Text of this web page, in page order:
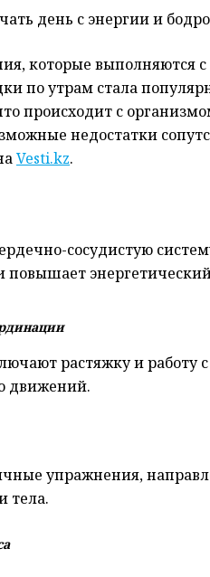
день с энергии и
которые выполняются с
по утрам стала
происходит с
недостатки
Vesti.kz.
сосудистую
повышает
растяжку и работу
движений.
упражнения,
тела.